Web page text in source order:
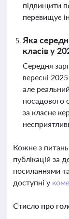
підвищити
перевищує
Яка
класів у
Середня
вересні
але
посадового
за класне
Кожне з
публікацій за
посиланнями
доступні у
Стисло про